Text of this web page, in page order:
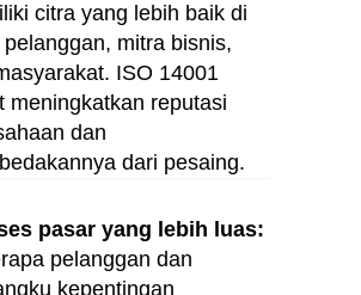
citra yang lebih baik di
pelanggan, mitra bisnis,
ISO 14001
meningkatkan reputasi
dan
dari pesaing.
pasar yang lebih luas:
pelanggan dan
kepentingan